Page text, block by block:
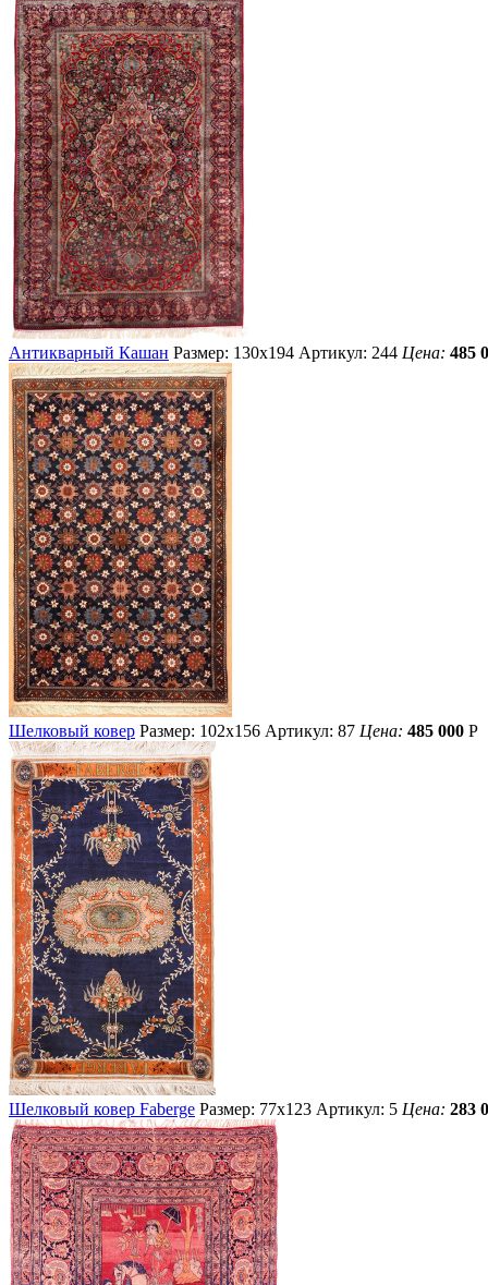
Антикварный Кашан Размер: 130х194 Артикул: 244 Цена: 485
Шелковый ковер Размер: 102х156 Артикул: 87 Цена: 485 000 Р
Шелковый ковер Faberge Размер: 77х123 Артикул: 5 Цена: 283